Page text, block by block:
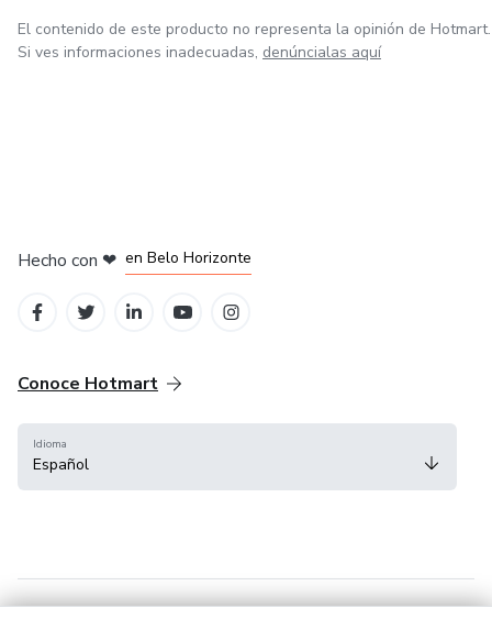
El contenido de este producto no representa la opinión de Hotmart.
Si ves informaciones inadecuadas, denúncialas aquí
Hecho con ❤ en Belo Horizonte
Conoce Hotmart
Idioma
Español